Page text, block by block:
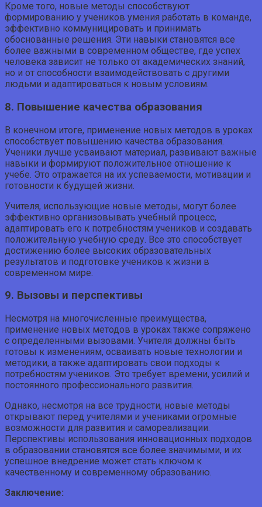
Кроме того, новые методы способствуют
формированию у учеников умения работать в команде,
эффективно коммуницировать и принимать
обоснованные решения. Эти навыки становятся все
более важными в современном обществе, где успех
человека зависит не только от академических знаний,
но и от способности взаимодействовать с другими
людьми и адаптироваться к новым условиям.
8. Повышение качества образования
В конечном итоге, применение новых методов в уроках
способствует повышению качества образования.
Ученики лучше усваивают материал, развивают важные
навыки и формируют положительное отношение к
учебе. Это отражается на их успеваемости, мотивации и
готовности к будущей жизни.
Учителя, использующие новые методы, могут более
эффективно организовывать учебный процесс,
адаптировать его к потребностям учеников и создавать
положительную учебную среду. Все это способствует
достижению более высоких образовательных
результатов и подготовке учеников к жизни в
современном мире.
9. Вызовы и перспективы
Несмотря на многочисленные преимущества,
применение новых методов в уроках также сопряжено
с определенными вызовами. Учителя должны быть
готовы к изменениям, осваивать новые технологии и
методики, а также адаптировать свои подходы к
потребностям учеников. Это требует времени, усилий и
постоянного профессионального развития.
Однако, несмотря на все трудности, новые методы
открывают перед учителями и учениками огромные
возможности для развития и самореализации.
Перспективы использования инновационных подходов
в образовании становятся все более значимыми, и их
успешное внедрение может стать ключом к
качественному и современному образованию.
Заключение: